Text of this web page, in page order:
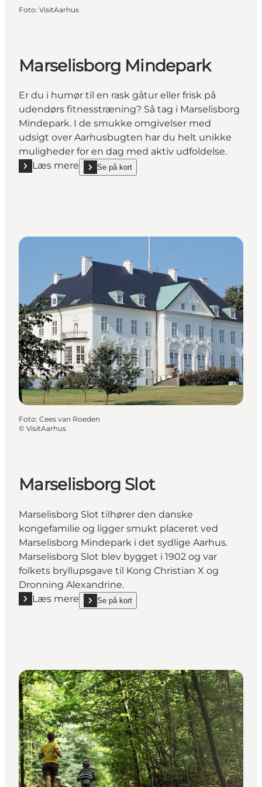
Foto: VisitAarhus
Marselisborg Mindepark
Er du i humør til en rask gåtur eller frisk på
udendørs fitnesstræning? Så tag i Marselisborg
Mindepark. I de smukke omgivelser med
udsigt over Aarhusbugten har du helt unikke
muligheder for en dag med aktiv udfoldelse.
Læs mere
Læs mere "Marselisborg Mindepark"
Se på kort
show Marselisborg Mindepark on_map
Foto: Cees van Roeden
© VisitAarhus
Marselisborg Slot
Marselisborg Slot tilhører den danske
kongefamilie og ligger smukt placeret ved
Marselisborg Mindepark i det sydlige Aarhus.
Marselisborg Slot blev bygget i 1902 og var
folkets bryllupsgave til Kong Christian X og
Dronning Alexandrine.
Læs mere
Læs mere "Marselisborg Slot"
Se på kort
show Marselisborg Slot on_map